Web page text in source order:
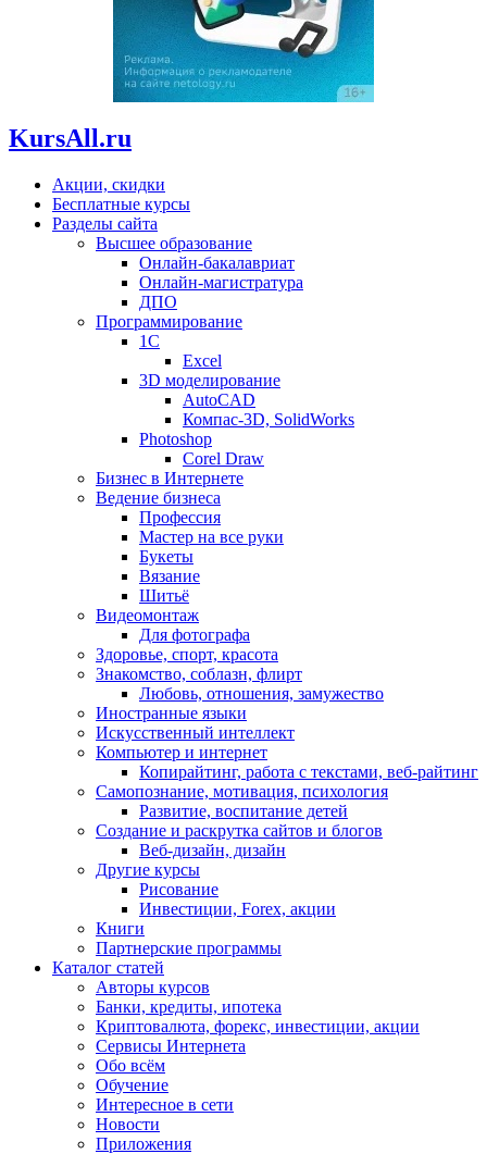
KursAll.ru
Акции, скидки
Бесплатные курсы
Разделы сайта
Высшее образование
Онлайн-бакалавриат
Онлайн-магистратура
ДПО
Программирование
1С
Excel
3D моделирование
AutoCAD
Компас-3D, SolidWorks
Photoshop
Corel Draw
Бизнес в Интернете
Ведение бизнеса
Профессия
Мастер на все руки
Букеты
Вязание
Шитьё
Видеомонтаж
Для фотографа
Здоровье, спорт, красота
Знакомство, соблазн, флирт
Любовь, отношения, замужество
Иностранные языки
Искусственный интеллект
Компьютер и интернет
Копирайтинг, работа с текстами, веб-райтинг
Самопознание, мотивация, психология
Развитие, воспитание детей
Создание и раскрутка сайтов и блогов
Веб-дизайн, дизайн
Другие курсы
Рисование
Инвестиции, Forex, акции
Книги
Партнерские программы
Каталог статей
Авторы курсов
Банки, кредиты, ипотека
Криптовалюта, форекс, инвестиции, акции
Сервисы Интернета
Обо всём
Обучение
Интересное в сети
Новости
Приложения